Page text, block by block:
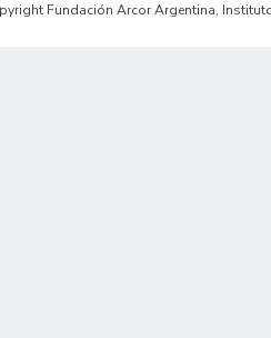
Fundación Arcor Argentina,